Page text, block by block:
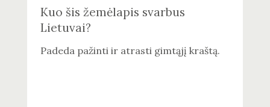
Kuo šis žemėlapis svarbus
Lietuvai?
Padeda pažinti ir atrasti gimtąjį kraštą.